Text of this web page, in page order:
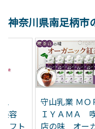
神奈川県南足柄市
容
フト
守山乳業 ＭＯ
ＩＹＡＭＡ
店の味 オー